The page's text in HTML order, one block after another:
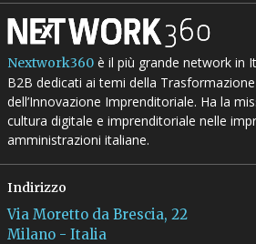
Nextwork360è il più grande network in
B2B dedicati ai temi della
dell’Innovazione Imprenditoriale. Ha la
cultura digitale e imprenditoriale nelle
amministrazioni italiane.
Indirizzo
Via Moretto da Brescia, 22
Milano - Italia